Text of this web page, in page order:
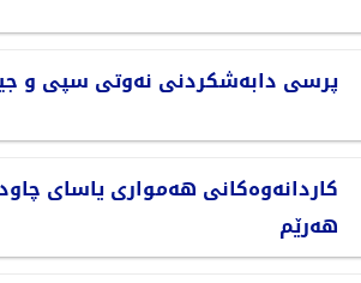
پرسی دابەشکردنی نەوتی سپی و
کاردانەوەکانی هەمواری یاسای
هەرێم